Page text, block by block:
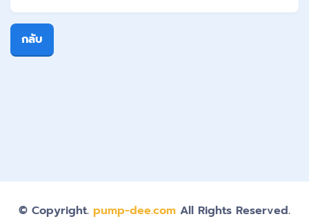
กลับ
© Copyright. pump-dee.com All Rights Reserved.